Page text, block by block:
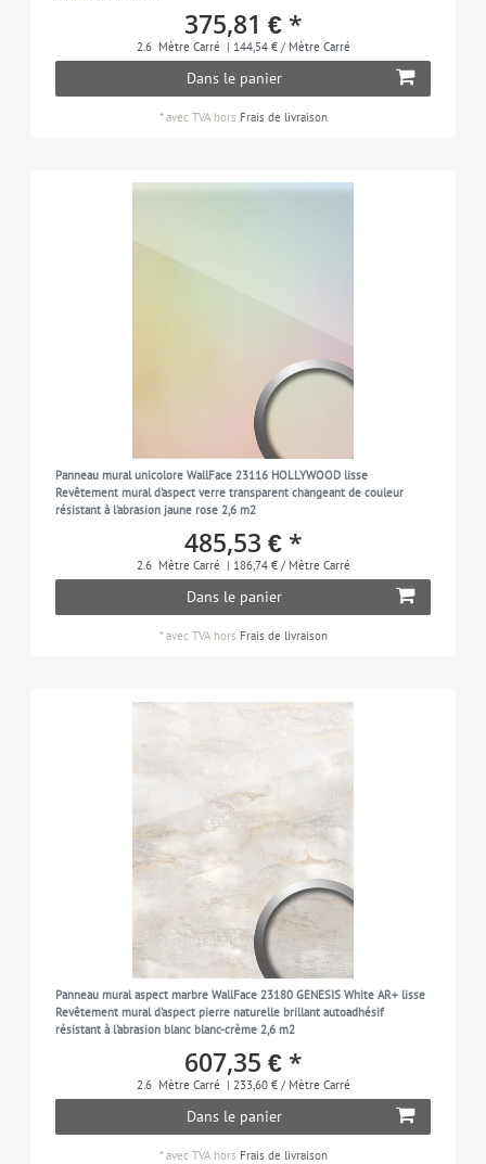
375,81 € *
2.6 Mètre Carré | 144,54 € / Mètre Carré
Dans le panier
*avec TVAhors Frais de livraison
Panneau mural unicolore WallFace 23116 HOLLYWOOD lisse
Revêtement mural d'aspect verre transparent changeant de couleur
résistant à l'abrasion jaune rose 2,6 m2
485,53 € *
2.6 Mètre Carré | 186,74 € / Mètre Carré
Dans le panier
*avec TVAhors Frais de livraison
Panneau mural aspect marbre WallFace 23180 GENESIS White AR+ lisse
Revêtement mural d'aspect pierre naturelle brillant autoadhésif
résistant à l'abrasion blanc blanc-crème 2,6 m2
607,35 € *
2.6 Mètre Carré | 233,60 € / Mètre Carré
Dans le panier
*avec TVAhors Frais de livraison